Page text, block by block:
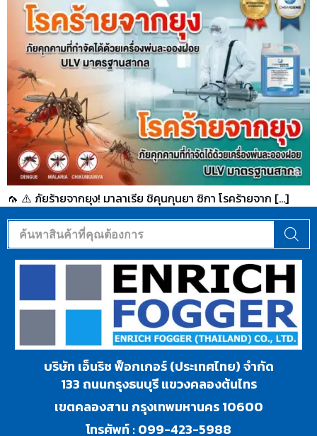
🦟 ⚠️ ภัยร้ายจากยุง! มาลาเรีย ชิคุนกุนยา ซิกา โรคร้ายจาก […]
บริษัท เอ็นริช ฟ็อกเกอร์ (ประเทศไทย) จำกัด
133 ถนนกรุงธนบุรี แขวงคลองต้นไทร
เขตคลองสาน กรุงเทพมหานคร 10600
โทรศัพท์ :099-423-5988